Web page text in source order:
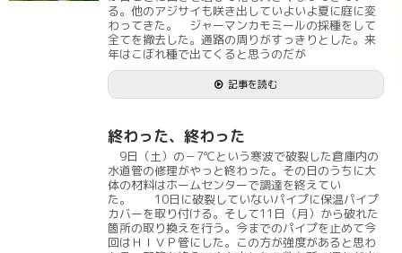
る。他のアジサイも咲き出していよいよ夏に庭に変
わってきた。 ジャーマンカモミールの採種をして
全てを撤去した。通路の周りがすっきりとした。来
年はこぼれ種で出てくると思うのだが
記事を読む
終わった、終わった
9日（土）の－7℃という寒波で破裂した倉庫内の
水道管の修理がやっと終わった。その日のうちに大
体の材料はホームセンターで調達を終えてい
た。 10日に破裂していないパイプに保温パイプ
カバーを取り付ける。そして11日（月）から破れた
箇所の取り換えを行う。今までのパイプを止めて今
回はＨＩＶＰ管にした。この方が強度があると思わ